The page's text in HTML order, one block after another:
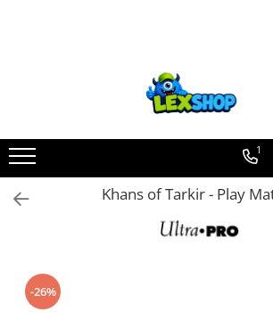
Board Games
Extensii boardgames
Card Games (jocuri cu carti)
Party Games (jocuri de petrecere)
Jocuri pentru copii
1
Khans of Tarkir - Play
-26%